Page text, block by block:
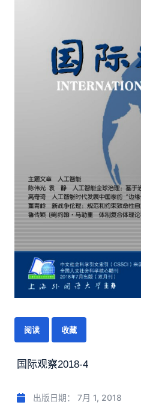
阅读 收藏
国际观察2018-4
出版日期： 7月 1, 2018